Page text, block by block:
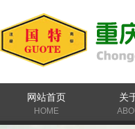
网站首页 关
HOME